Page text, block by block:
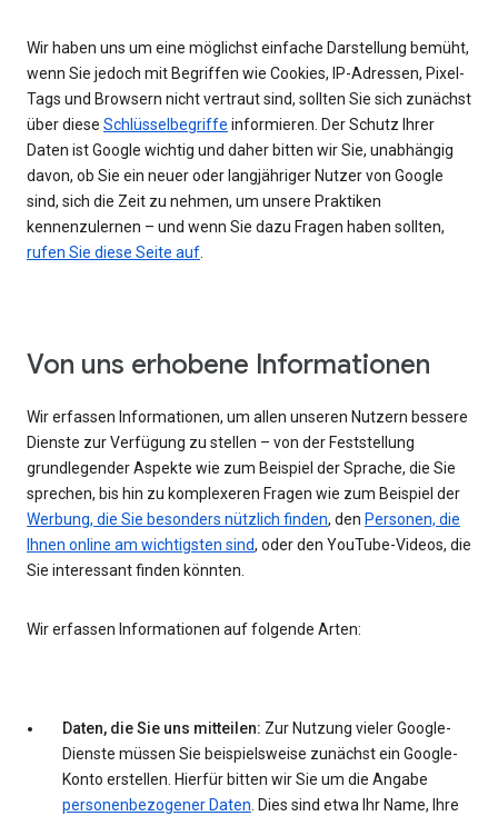
Wir haben uns um eine möglichst einfache Darstellung bemüht,
wenn Sie jedoch mit Begriffen wie Cookies, IP-Adressen, Pixel-
Tags und Browsern nicht vertraut sind, sollten Sie sich zunächst
über diese Schlüsselbegriffe informieren. Der Schutz Ihrer
Daten ist Google wichtig und daher bitten wir Sie, unabhängig
davon, ob Sie ein neuer oder langjähriger Nutzer von Google
sind, sich die Zeit zu nehmen, um unsere Praktiken
kennenzulernen – und wenn Sie dazu Fragen haben sollten,
rufen Sie diese Seite auf.
Von uns erhobene Informationen
Wir erfassen Informationen, um allen unseren Nutzern bessere
Dienste zur Verfügung zu stellen – von der Feststellung
grundlegender Aspekte wie zum Beispiel der Sprache, die Sie
sprechen, bis hin zu komplexeren Fragen wie zum Beispiel der
Werbung, die Sie besonders nützlich finden, den Personen, die
Ihnen online am wichtigsten sind, oder den YouTube-Videos, die
Sie interessant finden könnten.
Wir erfassen Informationen auf folgende Arten:
Daten, die Sie uns mitteilen: Zur Nutzung vieler Google-
Dienste müssen Sie beispielsweise zunächst ein Google-
Konto erstellen. Hierfür bitten wir Sie um die Angabe
personenbezogener Daten. Dies sind etwa Ihr Name, Ihre